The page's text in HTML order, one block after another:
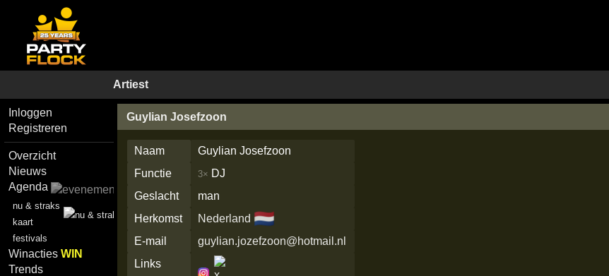
Artiest
Inloggen
Registreren
Overzicht
Nieuws
Agenda
nu & straks
kaart
festivals
WinactiesWIN
Trends
Guylian Josefzoon
Naam
Guylian Josefzoon
Functie
3× DJ
Geslacht
man
Herkomst
Nederland 🇳🇱
E-mail
guylian.jozefzoon@hotmail.nl
Links